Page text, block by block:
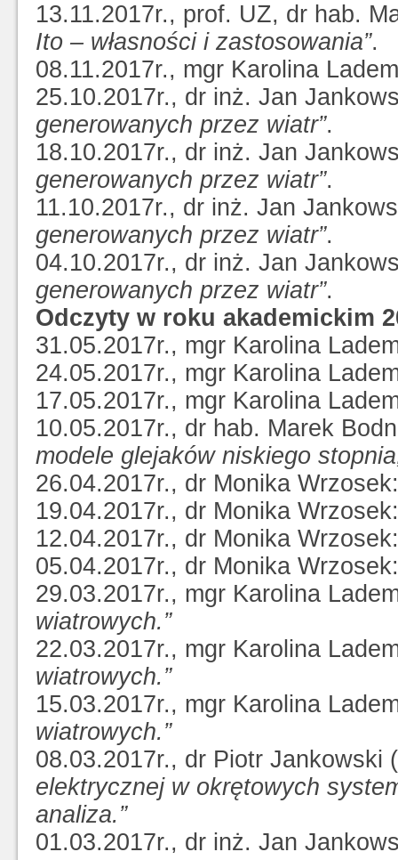
13.11.2017r., prof. UZ, dr hab.
Ito – własności i zastosowania”.
08.11.2017r., mgr Karolina
25.10.2017r., dr inż. Jan
generowanych przez wiatr”.
18.10.2017r., dr inż. Jan
generowanych przez wiatr”.
11.10.2017r., dr inż. Jan
generowanych przez wiatr”.
04.10.2017r., dr inż. Jan
generowanych przez wiatr”.
Odczyty w roku akademickim
31.05.2017r., mgr Karolina
24.05.2017r., mgr Karolina
17.05.2017r., mgr Karolina
10.05.2017r., dr hab. Marek
modele glejaków niskiego
26.04.2017r., dr Monika
19.04.2017r., dr Monika
12.04.2017r., dr Monika
05.04.2017r., dr Monika
29.03.2017r., mgr Karolina
wiatrowych.”
22.03.2017r., mgr Karolina
wiatrowych.”
15.03.2017r., mgr Karolina
wiatrowych.”
08.03.2017r., dr Piotr Jankowski
elektrycznej w okrętowych
analiza.”
01.03.2017r., dr inż. Jan